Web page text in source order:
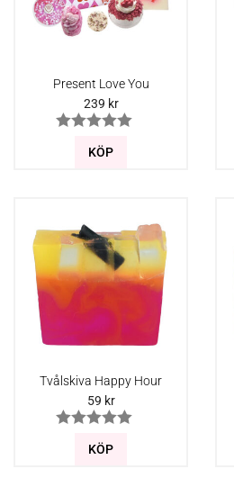
Present Love You
239 kr
KÖP
Tvålskiva Happy Hour
59 kr
KÖP